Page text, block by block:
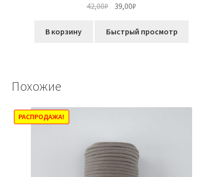
42,00₽ Первоначальная
составляла
39,00₽
39,00₽.
В корзину Быстрый просмотр
Похожие
РАСПРОДАЖА!